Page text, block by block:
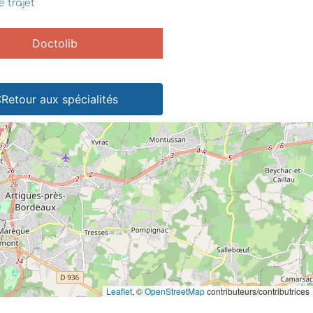
trajet
Doctolib
Retour aux spécialités
Leaflet, ©OpenStreetMapcontributeurs/contributrices